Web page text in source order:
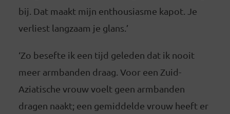
bij. Dat maakt mijn enthousiasme kapot. Je
verliest langzaam je glans.’
‘Zo besefte ik een tijd geleden dat ik nooit
meer armbanden draag. Voor een Zuid-
Aziatische vrouw voelt geen armbanden
dragen naakt; een gemiddelde vrouw heeft er